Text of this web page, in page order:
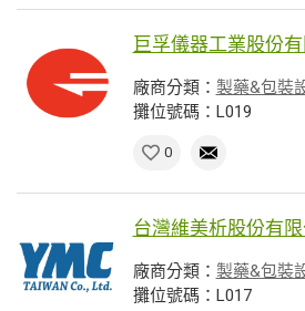
巨孚儀器工業股份
廠商分類： 製藥&包裝
攤位號碼：L019
0
台灣維美析股份有限
廠商分類： 製藥&包裝
攤位號碼：L017